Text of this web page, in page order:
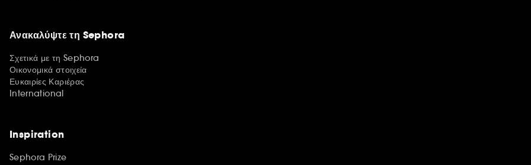
Ανακαλύψτε τη Sephora
Σχετικά με τη Sephora
Οικονομικά στοιχεία
Ευκαιρίες Καριέρας
International
Inspiration
Sephora Prize